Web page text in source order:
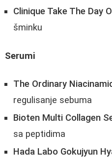
Clinique Take The Day
šminku
Serumi
The Ordinary
regulisanje sebuma
Bioten Multi Collagen
sa peptidima
Hada Labo Gokujyun